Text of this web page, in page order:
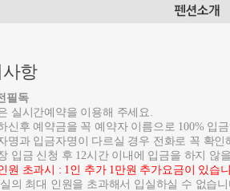
항
필독
실시간예약을 이용해 주세요.
신후 예약금을 꼭 예약자 이름으로 100% 입
명과 입금자명이 다르실 경우 전화로 꼭 확인
입금 신청 후 12시간 이내에 입금을 하지 않
원 초과시 : 1인 추가 1만원 추가요금이 있습
의 최대 인원을 초과해서 입실하실 수 없습